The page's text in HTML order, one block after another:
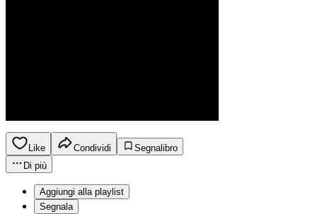
Like Condividi
Segnalibro
Di più
Aggiungi alla playlist
Segnala